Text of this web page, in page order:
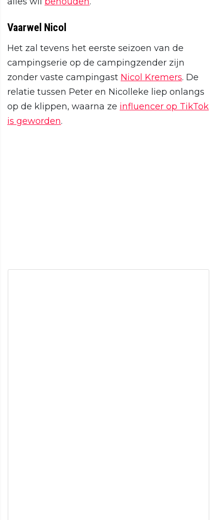
Vaarwel Nicol
Het zal tevens het eerste seizoen van de
campingserie op de campingzender zijn
zonder vaste campingast Nicol Kremers. De
relatie tussen Peter en Nicolleke liep onlangs
op de klippen, waarna ze influencer op TikTok
is geworden.